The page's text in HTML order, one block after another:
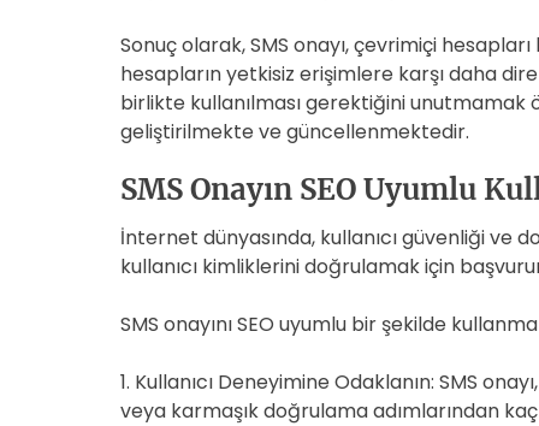
Sonuç olarak, SMS onayı, çevrimiçi
hesapların yetkisiz erişimlere karşı daha
birlikte kullanılması gerektiğini
geliştirilmekte ve güncellenmektedir.
SMS Onayın SEO Uyumlu
İnternet dünyasında, kullanıcı güvenliği
kullanıcı kimliklerini doğrulamak için
SMS onayını SEO uyumlu bir şekilde
1. Kullanıcı Deneyimine Odaklanın: SMS
veya karmaşık doğrulama adımlarından